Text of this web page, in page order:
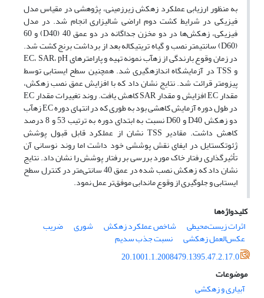
به منظور ارزیابی عملکرد زهکش زیرزمینی، پژوهشی در مقیاس مدل
فیزیکی در شرایط کشت دوم اراضی شالیزاری انجام شد. در مدل
فیزیکی، زهکش‌ها در دو مخزن جداگانه در دو عمق 40 (D40) و 60
(D60) سانتی­متر نصب و گیاه تریتیکاله بعد از برداشت برنج کشت شد.
در زمان وقوع بارندگی از زه­آب نمونه تهیه و پارامترهای EC، SAR، pH
و TSS در آزمایشگاه اندازه­گیری شد. همچنین سطح ایستابی توسط
پیزومتر قرائت شد. نتایج نشان داد که با افزایش عمق نصب زهکش،
مقدار EC افزایش و مقدار SAR کاهش یافت. روند تغییرات مقدار EC
در طول دوره آزمایش کاهشی بود به طوری که در انتهای دوره EC زه­آب
دو زهکش D40 و D60 نسبت به ابتدای دوره به ترتیب 53 و 8 درصد
کاهش داشت. مقادیر TSS نشان از عملکرد قابل قبول پوشش
ژئوتکستایل در ایفای نقش پوششی خود داشت اما روند نوسانی آن
تأثیرگذاری رفتار خاک مورد بررسی بر رفتار پوشش را نشان داد. نتایج
نشان داد که زهکش نصب شده در عمق 40 سانتی‌متر در کنترل سطح
ایستابی و جلوگیری از وقوع ماندابی موفق‌تر عمل نمود.
کلیدواژه‌ها
اثرات زیست‌محیطی
شاخص عملکرد زهکش شوری ضریب
عکس‌العمل زهکشی
نسبت جذب سدیم
20.1001.1.2008479.1395.47.2.17.0
موضوعات
آبیاری و زهکشی